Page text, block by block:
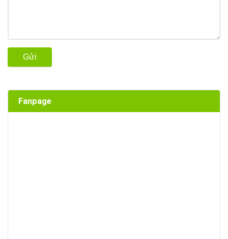
Gửi
Fanpage